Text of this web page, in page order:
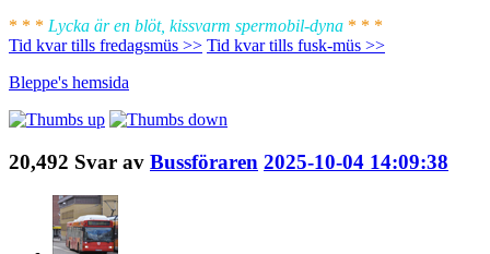
* * * Lycka är en blöt, kissvarm spermobil-dyna * * *
Tid kvar tills fredagsmüs >> Tid kvar tills fusk-müs >>
Bleppe's hemsida
20,492 Svar av Bussföraren 2025-10-04 14:09:38